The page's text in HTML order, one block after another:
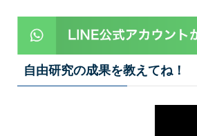
自由研究の成果を教えてね！